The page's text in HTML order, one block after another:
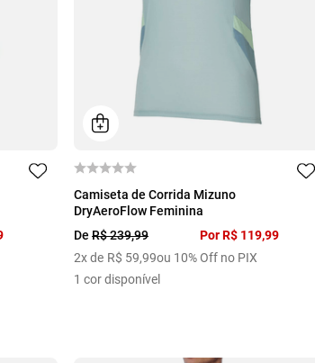
Camiseta de Corrida Mizuno
DryAeroFlow Feminina
De R$239,99 PorR$ 119,99
2x de R$ 59,99ou 10% Off no PIX
1 cor disponível